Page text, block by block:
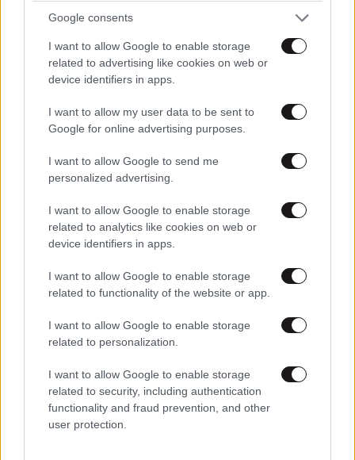
Google consents
I want to allow Google to enable storage
related to advertising like cookies on web or
device identifiers in apps.
I want to allow my user data to be sent to
Google for online advertising purposes.
I want to allow Google to send me
personalized advertising.
I want to allow Google to enable storage
related to analytics like cookies on web or
device identifiers in apps.
I want to allow Google to enable storage
related to functionality of the website or app.
I want to allow Google to enable storage
related to personalization.
I want to allow Google to enable storage
related to security, including authentication
functionality and fraud prevention, and other
user protection.
και μάθετε πρώτοι όλες τις ειδήσεις
ΠΡΟΣΘΕΣΤΕ ΤΟ ΣΧΟΛΙΟ ΣΑΣ